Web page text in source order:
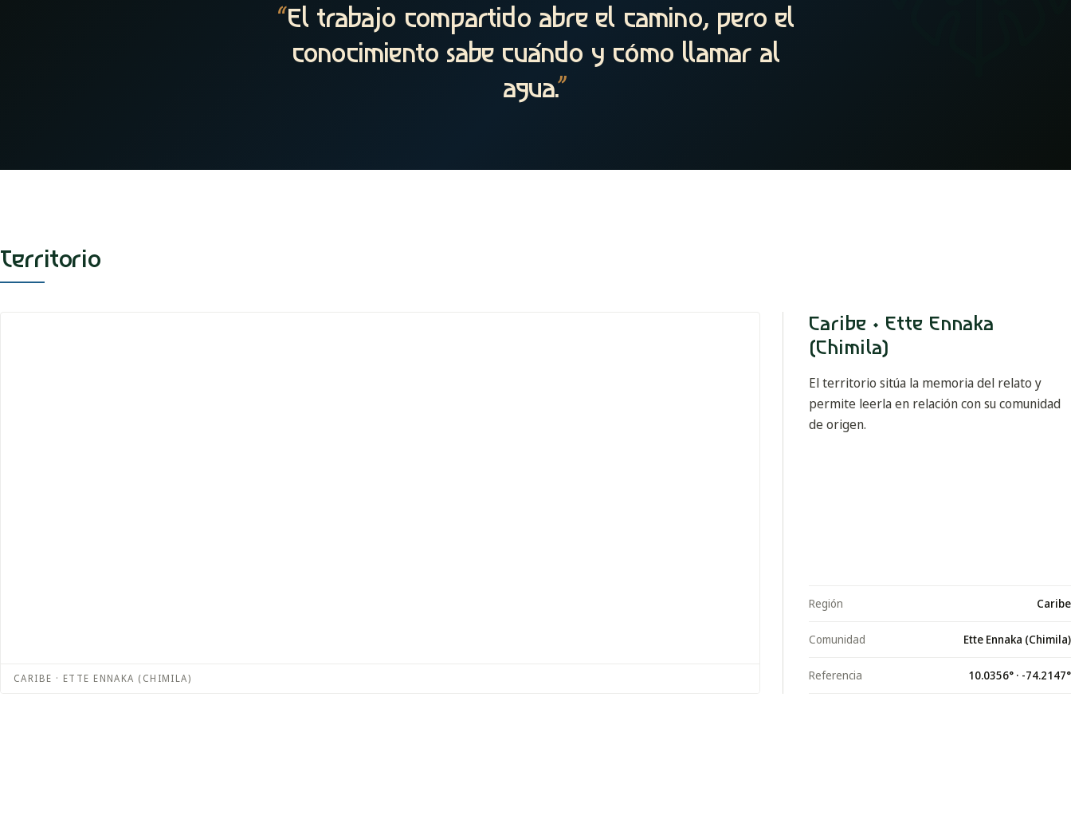
“El trabajo compartido abre el camino, pero el
conocimiento sabe cuándo y cómo llamar al
agua.”
Territorio
CARIBE · ETTE ENNAKA (CHIMILA)
Caribe · Ette Ennaka
(Chimila)
El territorio sitúa la memoria del relato y
permite leerla en relación con su comunidad
de origen.
Región Caribe
Comunidad Ette Ennaka (Chimila)
Referencia 10.0356° · -74.2147°